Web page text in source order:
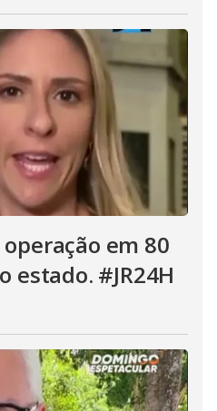
operação em 80
estado. #JR24H